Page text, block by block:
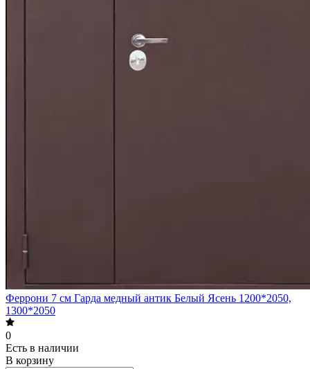
Феррони 7 см Гарда медный антик Белый Ясень 1200*2050,
1300*2050
0
Есть в наличии
В корзину